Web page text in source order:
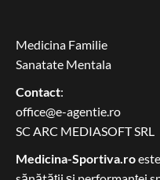
Medicina Familie
Sanatate Mentala
Contact:
office@e-agentie.ro
SC ARC MEDIASOFT SRL
Medicina-Sportiva.ro